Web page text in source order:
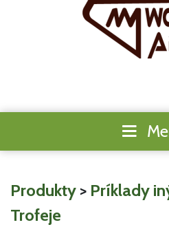
Produkty > Príklady
Trofeje